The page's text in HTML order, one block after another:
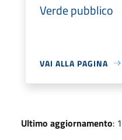
Verde pubblico
VAI ALLA PAGINA
Ultimo aggiornamento: